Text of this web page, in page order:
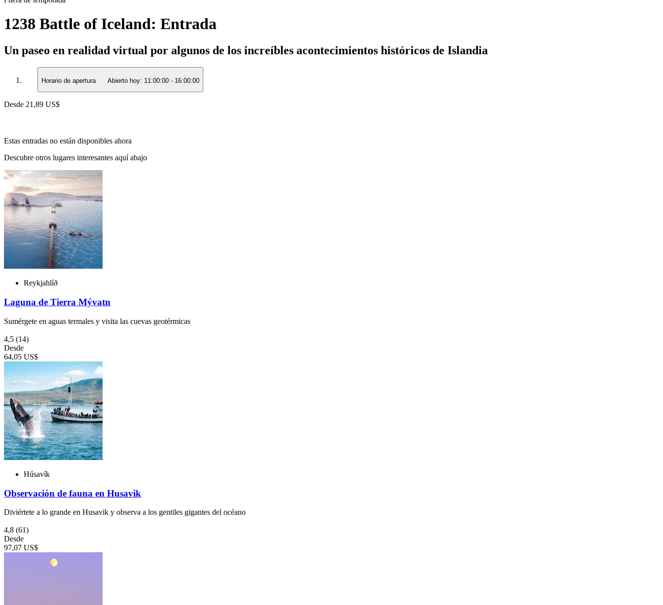
1238 Battle of Iceland: Entrada
Un paseo en realidad virtual por algunos de los increíbles acontecimientos históricos de Islandia
Horario de apertura Abierto hoy: 11:00:00 - 16:00:00
Desde 21,89 US$
Estas entradas no están disponibles ahora
Descubre otros lugares interesantes aquí abajo
Reykjahlíð
Laguna de Tierra Mývatn
Sumérgete en aguas termales y visita las cuevas geotérmicas
4,5 (14)
Desde
64,05 US$
Húsavík
Observación de fauna en Husavik
Diviértete a lo grande en Husavik y observa a los gentiles gigantes del océano
4,8 (61)
Desde
97,07 US$